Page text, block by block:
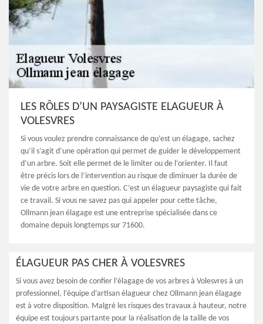
LES RÔLES D’UN PAYSAGISTE ELAGUEUR À
VOLESVRES
Si vous voulez prendre connaissance de qu’est un élagage, sachez
qu’il s’agit d’une opération qui permet de guider le développement
d’un arbre. Soit elle permet de le limiter ou de l’orienter. Il faut
être précis lors de l’intervention au risque de diminuer la durée de
vie de votre arbre en question. C’est un élagueur paysagiste qui fait
ce travail. Si vous ne savez pas qui appeler pour cette tâche,
Ollmann jean élagage est une entreprise spécialisée dans ce
domaine depuis longtemps sur 71600.
ÉLAGUEUR PAS CHER À VOLESVRES
Si vous avez besoin de confier l’élagage de vos arbres à Volesvres à un
professionnel, l’équipe d’artisan élagueur chez Ollmann jean élagage
est à votre disposition. Malgré les risques des travaux à hauteur, notre
équipe est toujours partante pour la réalisation de la taille de vos